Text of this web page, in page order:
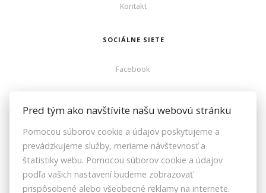
Kontakt
SOCIÁLNE SIETE
Facebook
Facebook
Instagram
Youtube
Pred tým ako navštívite našu webovú stránku
Pomocou súborov cookie a údajov poskytujeme a
prevádzkujeme služby, meriame návštevnosť a
štatistiky webu. Pomocou súborov cookie a údajov
podľa vašich nastavení budeme zobrazovať
prispôsobené alebo všeobecné reklamy na internete.